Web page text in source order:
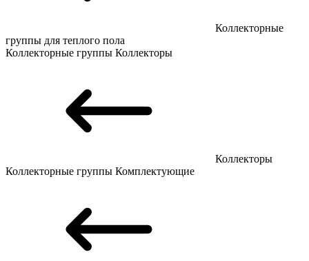
Коллекторные
группы для теплого пола
Коллекторные группы Коллекторы
Коллекторы
Коллекторные группы Комплектующие